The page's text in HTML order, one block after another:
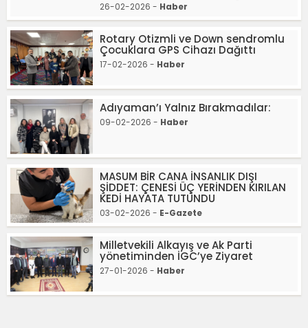
26-02-2026 - Haber
Rotary Otizmli ve Down sendromlu
Çocuklara GPS Cihazı Dağıttı
17-02-2026 - Haber
Adıyaman’ı Yalnız Bırakmadılar:
09-02-2026 - Haber
MASUM BİR CANA İNSANLIK DIŞI
ŞİDDET: ÇENESİ ÜÇ YERİNDEN KIRILAN
KEDİ HAYATA TUTUNDU
03-02-2026 - E-Gazete
Milletvekili Alkayış ve Ak Parti
yönetiminden İGC’ye Ziyaret
27-01-2026 - Haber